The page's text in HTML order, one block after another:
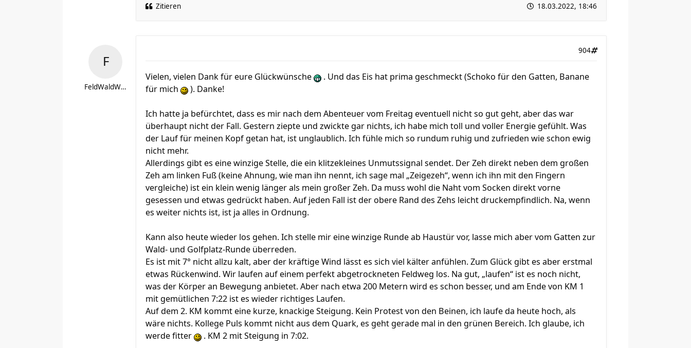
Zitieren 18.03.2022, 18:46
FeldWaldWiese
904
Vielen, vielen Dank für eure Glückwünsche
. Und das Eis hat prima geschmeckt (Schoko für den Gatten, Banane
für mich
). Danke!
Ich hatte ja befürchtet, dass es mir nach dem Abenteuer vom Freitag eventuell nicht so gut geht, aber das war
überhaupt nicht der Fall. Gestern ziepte und zwickte gar nichts, ich habe mich toll und voller Energie gefühlt. Was
der Lauf für meinen Kopf getan hat, ist unglaublich. Ich fühle mich so rundum ruhig und zufrieden wie schon ewig
nicht mehr.
Allerdings gibt es eine winzige Stelle, die ein klitzekleines Unmutssignal sendet. Der Zeh direkt neben dem großen
Zeh am linken Fuß (keine Ahnung, wie man ihn nennt, ich sage mal „Zeigezeh“, wenn ich ihn mit den Fingern
vergleiche) ist ein klein wenig länger als mein großer Zeh. Da muss wohl die Naht vom Socken direkt vorne
gesessen und etwas gedrückt haben. Auf jeden Fall ist der obere Rand des Zehs leicht druckempfindlich. Na, wenn
es weiter nichts ist, ist ja alles in Ordnung.
Kann also heute wieder los gehen. Ich stelle mir eine winzige Runde ab Haustür vor, lasse mich aber vom Gatten zur
Wald- und Golfplatz-Runde überreden.
Es ist mit 7° nicht allzu kalt, aber der kräftige Wind lässt es sich viel kälter anfühlen. Zum Glück gibt es aber erstmal
etwas Rückenwind. Wir laufen auf einem perfekt abgetrockneten Feldweg los. Na gut, „laufen“ ist es noch nicht,
was der Körper an Bewegung anbietet. Aber nach etwa 200 Metern wird es schon besser, und am Ende von KM 1
mit gemütlichen 7:22 ist es wieder richtiges Laufen.
Auf dem 2. KM kommt eine kurze, knackige Steigung. Kein Protest von den Beinen, ich laufe da heute hoch, als
wäre nichts. Kollege Puls kommt nicht aus dem Quark, es geht gerade mal in den grünen Bereich. Ich glaube, ich
werde fitter
. KM 2 mit Steigung in 7:02.